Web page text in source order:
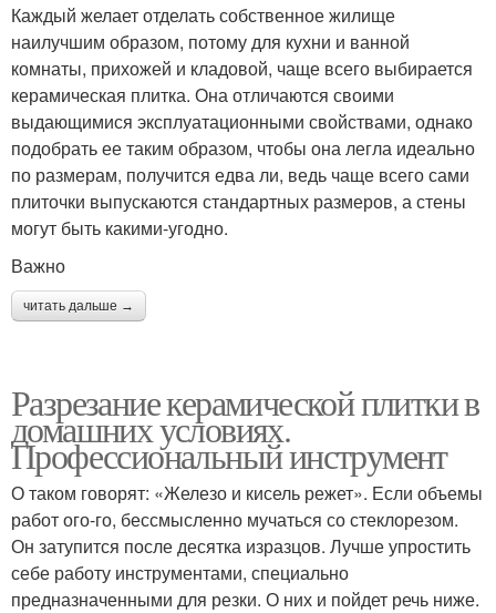
Каждый желает отделать собственное жилище
наилучшим образом, потому для кухни и ванной
комнаты, прихожей и кладовой, чаще всего выбирается
керамическая плитка. Она отличаются своими
выдающимися эксплуатационными свойствами, однако
подобрать ее таким образом, чтобы она легла идеально
по размерам, получится едва ли, ведь чаще всего сами
плиточки выпускаются стандартных размеров, а стены
могут быть какими-угодно.
Важно
читать дальше →
Разрезание керамической плитки в
домашних условиях.
Профессиональный инструмент
О таком говорят: «Железо и кисель режет». Если объемы
работ ого-го, бессмысленно мучаться со стеклорезом.
Он затупится после десятка изразцов. Лучше упростить
себе работу инструментами, специально
предназначенными для резки. О них и пойдет речь ниже.